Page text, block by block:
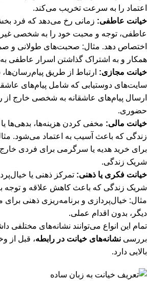
اعتماد را به سرعت تخریب می‌کند.
خیانت عاطفی: زمانی رخ می‌دهد که فرد
عاطفی، توجه و محبت خود را به شخصی
اختصاص دهد. مثال: صحبت‌های طولانی و
همکار و به اشتراک گذاشتن اسرار عاطفی
خیانت مجازی: ارتباط از طریق
سایت‌های دوستیابی که شامل پیام‌های
ارسال پیام‌های عاشقانه به شخصی خارج از
حضوری.
خیانت مالی: مخفی کردن هزینه‌ها، بدهی‌ها
زندگی که باعث آسیب به اعتماد می‌شود.
برای خرید هدیه یا سرگرمی برای فردی خارج
شریک زندگی.
خیانت فکری یا ذهنی: تمرکز ذهنی یا
شریک زندگی که باعث کاهش علاقه و
مثال: خیال‌پردازی و برنامه‌ریزی ذهنی
دیگر، بدون اقدام عملی.
تمام این انواع می‌توانند نشانه‌های مختلفی
بررسی نشانه‌های خیانت در رابطه، قبل از
بالایی دارد.